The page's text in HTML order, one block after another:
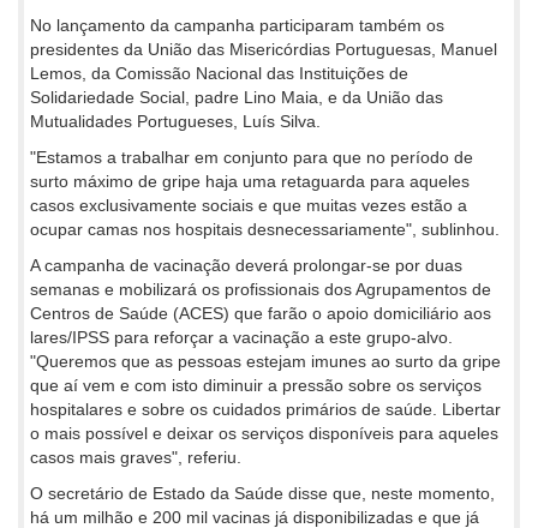
No lançamento da campanha participaram também os
presidentes da União das Misericórdias Portuguesas, Manuel
Lemos, da Comissão Nacional das Instituições de
Solidariedade Social, padre Lino Maia, e da União das
Mutualidades Portugueses, Luís Silva.
"Estamos a trabalhar em conjunto para que no período de
surto máximo de gripe haja uma retaguarda para aqueles
casos exclusivamente sociais e que muitas vezes estão a
ocupar camas nos hospitais desnecessariamente", sublinhou.
A campanha de vacinação deverá prolongar-se por duas
semanas e mobilizará os profissionais dos Agrupamentos de
Centros de Saúde (ACES) que farão o apoio domiciliário aos
lares/IPSS para reforçar a vacinação a este grupo-alvo.
"Queremos que as pessoas estejam imunes ao surto da gripe
que aí vem e com isto diminuir a pressão sobre os serviços
hospitalares e sobre os cuidados primários de saúde. Libertar
o mais possível e deixar os serviços disponíveis para aqueles
casos mais graves", referiu.
O secretário de Estado da Saúde disse que, neste momento,
há um milhão e 200 mil vacinas já disponibilizadas e que já